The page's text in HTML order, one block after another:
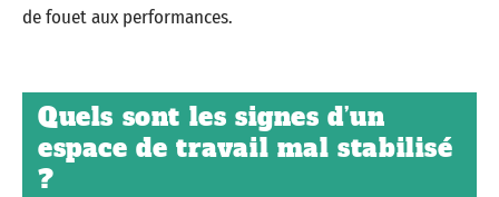
de fouet aux performances.
Quels sont les signes d’un
espace de travail mal stabilisé
?